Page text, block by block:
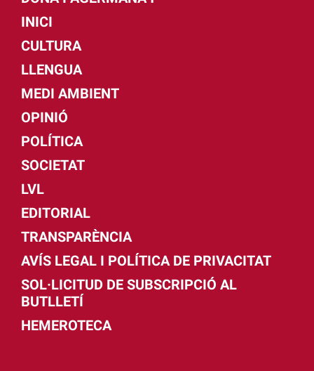
INICI
CULTURA
LLENGUA
MEDI AMBIENT
OPINIÓ
POLÍTICA
SOCIETAT
LVL
EDITORIAL
TRANSPARÈNCIA
AVÍS LEGAL I POLÍTICA DE PRIVACITAT
SOL·LICITUD DE SUBSCRIPCIÓ AL
BUTLLETÍ
HEMEROTECA